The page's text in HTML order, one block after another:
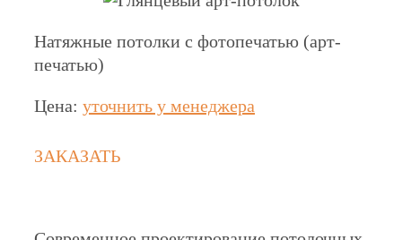
Натяжные потолки с фотопечатью (арт-
печатью)
Цена: уточнить у менеджера
ЗАКАЗАТЬ